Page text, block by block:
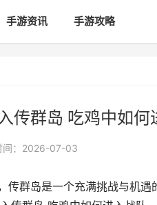
手游资讯 手游攻略
传群岛 吃鸡中如何
间：2026-07-03
传群岛是一个充满挑战与机